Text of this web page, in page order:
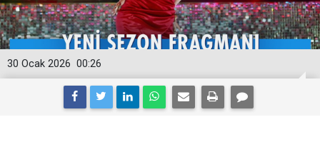
00:26
30 Ocak 2026